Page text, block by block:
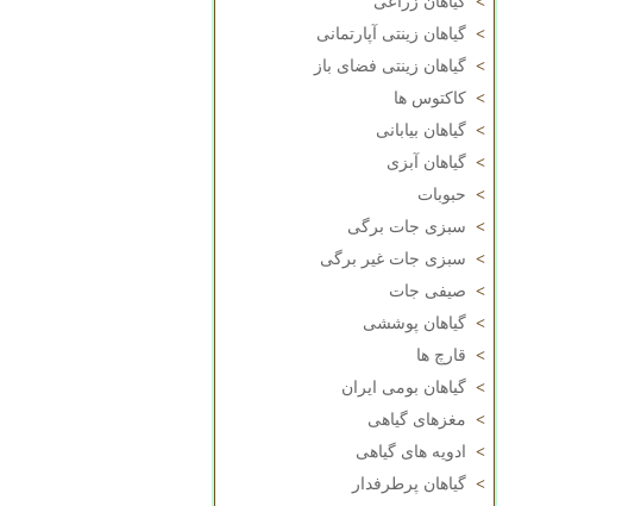
> گیاهان زینتی آپارتمانی
> گیاهان زینتی فضای باز
> کاکتوس ها
> گیاهان بیابانی
> گیاهان آبزی
> حبوبات
> سبزی جات برگی
> سبزی جات غیر برگی
> صیفی جات
> گیاهان پوششی
> قارچ ها
> گیاهان بومی ایران
> مغزهای گیاهی
>
ادویه های گیاهی
> گیاهان پرطرفدار